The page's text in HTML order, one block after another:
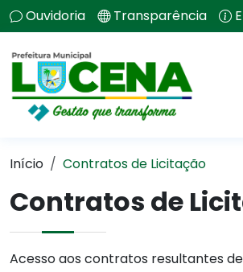
Ouvidoria Transparência
Início Contratos de Licitação
Contratos de
Acesso aos contratos resultantes